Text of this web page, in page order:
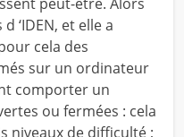
peut-être. Alors
‘IDEN, et elle a
cela des
sur un ordinateur
comporter un
ou fermées : cela
niveaux de difficulté ;